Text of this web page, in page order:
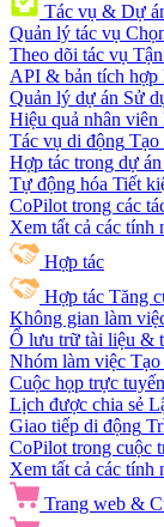
Tác vụ & Dự
Quản lý tác vụ
Theo dõi tác vụ
API & bản tích hợp
Quản lý dự án Sử
Hiệu quả nhân viên
Tác vụ di động Tạo
Hợp tác trong dự án
Tự động hóa Tiết
CoPilot trong các
Xem tất cả các tính
Hợp tác
Hợp tác Tăng
Không gian làm
Ổ lưu trữ tài liệu &
Nhóm làm việc Tạo
Cuộc họp trực tuyến
Lịch được chia sẻ
Giao tiếp di động
CoPilot trong cuộc
Xem tất cả các tính
Trang web &